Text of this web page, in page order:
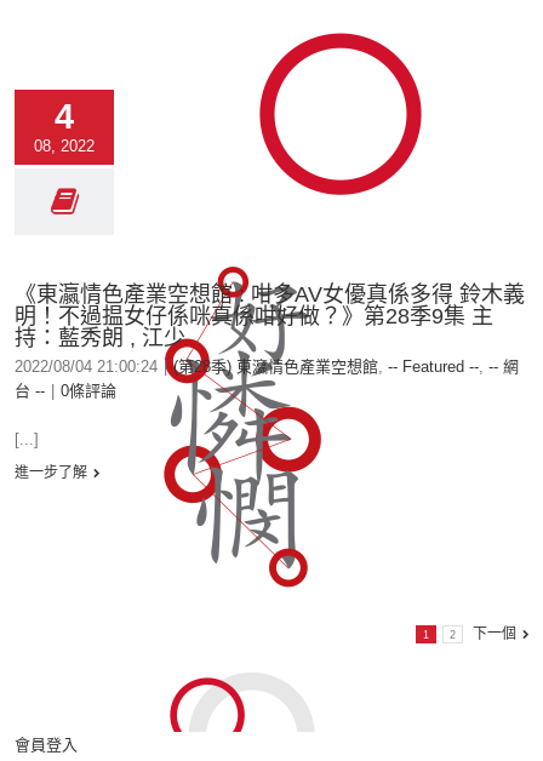
4
08, 2022
《東瀛情色產業空想館 : 咁多AV女優真係多得 鈴木義
明！不過揾女仔係咪真係咁好做？》第28季9集 主
持：藍秀朗 , 江少
2022/08/04 21:00:24 | (第28季) 東瀛情色產業空想館, -- Featured --, -- 網
台 --
0條評論
[...]
進一步了解
1 2 下一個
會員登入